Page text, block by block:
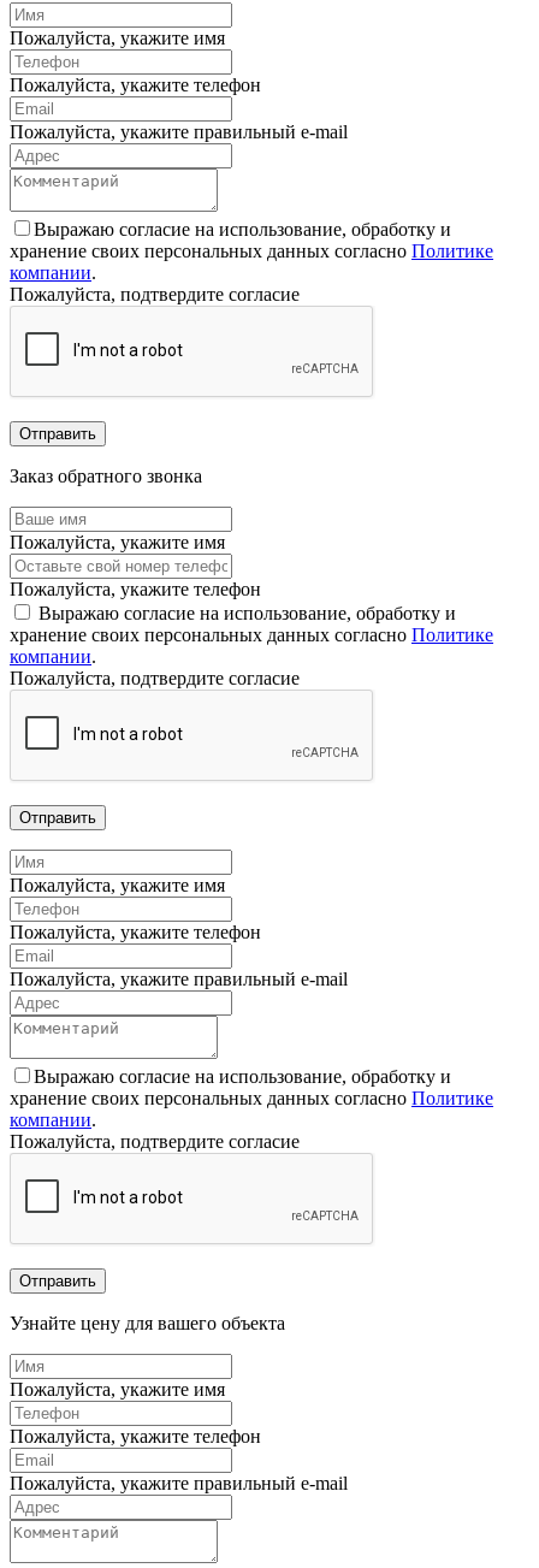
Пожалуйста, укажите имя
Пожалуйста, укажите телефон
Пожалуйста, укажите правильный e-mail
Выражаю согласие на использование, обработку и
хранение своих персональных данных согласно Политике
компании.
Пожалуйста, подтвердите согласие
Отправить
Заказ обратного звонка
Пожалуйста, укажите имя
Пожалуйста, укажите телефон
Выражаю согласие на использование, обработку и
хранение своих персональных данных согласно Политике
компании.
Пожалуйста, подтвердите согласие
Отправить
Пожалуйста, укажите имя
Пожалуйста, укажите телефон
Пожалуйста, укажите правильный e-mail
Выражаю согласие на использование, обработку и
хранение своих персональных данных согласно Политике
компании.
Пожалуйста, подтвердите согласие
Отправить
Узнайте цену для вашего объекта
Пожалуйста, укажите имя
Пожалуйста, укажите телефон
Пожалуйста, укажите правильный e-mail